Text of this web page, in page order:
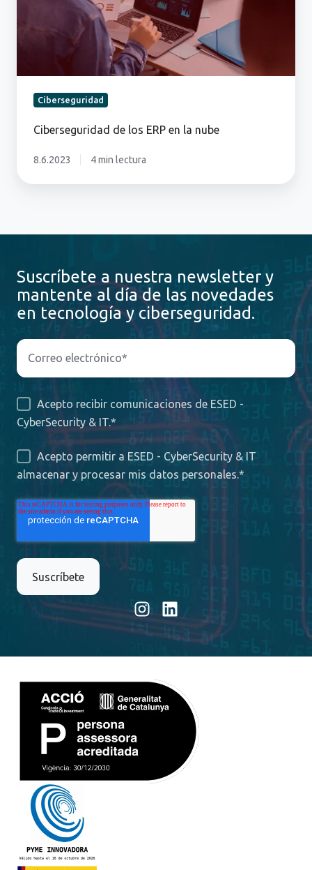
Ciberseguridad
Ciberseguridad de los ERP en la nube
8.6.2023 4 min lectura
Suscríbete a nuestra newsletter y
mantente al día de las novedades
en tecnología y ciberseguridad.
Acepto recibir comunicaciones de ESED -
CyberSecurity & IT.*
Acepto permitir a ESED - CyberSecurity & IT
almacenar y procesar mis datos personales.*